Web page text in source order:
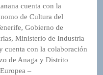
cuenta con la
de Cultura del
Gobierno de
Ministerio de Industria
cuenta con la colaboración
de Anaga y Distrito
–